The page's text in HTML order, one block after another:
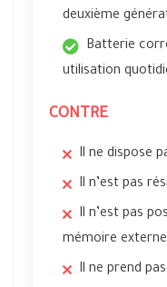
deuxième
Batterie
utilisation
CONTRE
Il ne dispose
Il n’est pas
Il n’est pas
mémoire
Il ne prend